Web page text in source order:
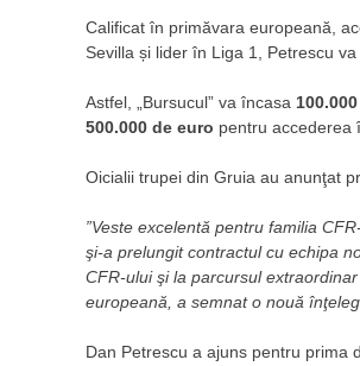
Calificat în primăvara europeană,
Sevilla și lider în Liga 1, Petrescu
Astfel, „Bursucul” va încasa
500.000 de euro pentru accederea
Oicialii trupei din Gruia au anunţat
”Veste excelentă pentru familia
şi-a prelungit contractul cu echipa
CFR-ului şi la parcursul
europeană, a semnat o nouă
Dan Petrescu a ajuns pentru prima